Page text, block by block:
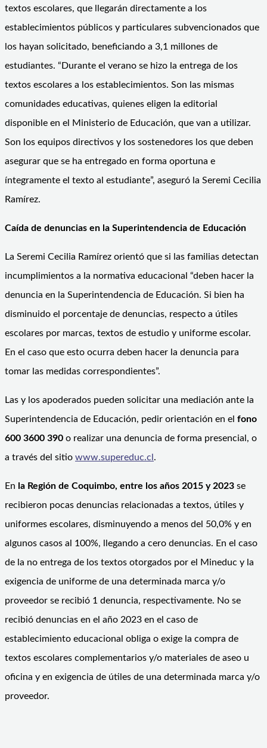
textos escolares, que llegarán directamente a los
establecimientos públicos y particulares subvencionados que
los hayan solicitado, beneficiando a 3,1 millones de
estudiantes. “Durante el verano se hizo la entrega de los
textos escolares a los establecimientos. Son las mismas
comunidades educativas, quienes eligen la editorial
disponible en el Ministerio de Educación, que van a utilizar.
Son los equipos directivos y los sostenedores los que deben
asegurar que se ha entregado en forma oportuna e
íntegramente el texto al estudiante”, aseguró la Seremi Cecilia
Ramírez.
Caída de denuncias en la Superintendencia de Educación
La Seremi Cecilia Ramírez orientó que si las familias detectan
incumplimientos a la normativa educacional “deben hacer la
denuncia en la Superintendencia de Educación. Si bien ha
disminuido el porcentaje de denuncias, respecto a útiles
escolares por marcas, textos de estudio y uniforme escolar.
En el caso que esto ocurra deben hacer la denuncia para
tomar las medidas correspondientes”.
Las y los apoderados pueden solicitar una mediación ante la
Superintendencia de Educación, pedir orientación en el fono
600 3600 390 o realizar una denuncia de forma presencial, o
a través del sitio www.supereduc.cl.
En la Región de Coquimbo, entre los años 2015 y 2023 se
recibieron pocas denuncias relacionadas a textos, útiles y
uniformes escolares, disminuyendo a menos del 50,0% y en
algunos casos al 100%, llegando a cero denuncias. En el caso
de la no entrega de los textos otorgados por el Mineduc y la
exigencia de uniforme de una determinada marca y/o
proveedor se recibió 1 denuncia, respectivamente. No se
recibió denuncias en el año 2023 en el caso de
establecimiento educacional obliga o exige la compra de
textos escolares complementarios y/o materiales de aseo u
oficina y en exigencia de útiles de una determinada marca y/o
proveedor.